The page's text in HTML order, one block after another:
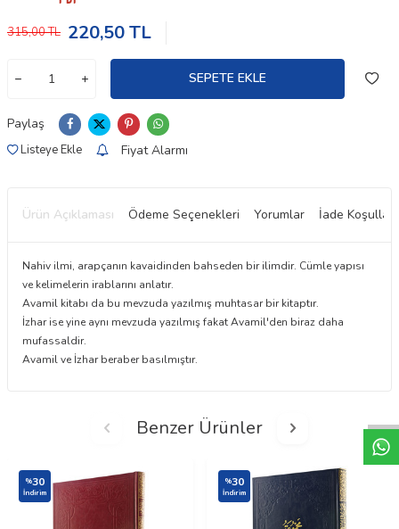
315,00TL 220,50TL
SEPETE EKLE
Paylaş
Listeye Ekle Fiyat Alarmı
Ürün Açıklaması Ödeme Seçenekleri Yorumlar İade Koşulları
Nahiv ilmi, arapçanın kavaidinden bahseden bir ilimdir. Cümle yapısı
ve kelimelerin irablarını anlatır.
Avamil kitabı da bu mevzuda yazılmış muhtasar bir kitaptır.
İzhar ise yine aynı mevzuda yazılmış fakat Avamil'den biraz daha
mufassaldir.
Avamil ve İzhar beraber basılmıştır.
Benzer Ürünler
%30
İndirim
%30
İndirim